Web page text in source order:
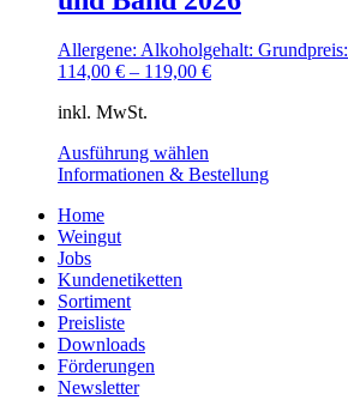
Allergene: Alkoholgehalt: Grundpreis:
114,00 € – 119,00 €
inkl. MwSt.
Ausführung wählen
Produkt
Informationen & Bestellung
Home
Weingut
Jobs
Kundenetiketten
Sortiment
Preisliste
Downloads
Förderungen
Newsletter